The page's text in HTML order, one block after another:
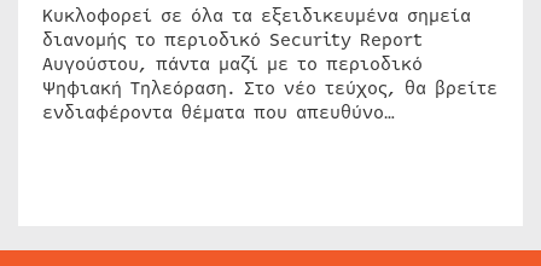
Κυκλοφορεί σε όλα τα εξειδικευμένα σημεία
διανομής το περιοδικό Security Report
Αυγούστου, πάντα μαζί με το περιοδικό
Ψηφιακή Τηλεόραση. Στο νέο τεύχος, θα βρείτε
ενδιαφέροντα θέματα που απευθύνο…